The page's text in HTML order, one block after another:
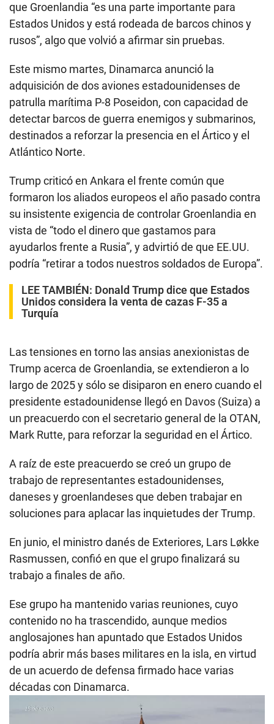
que Groenlandia “es una parte importante para
Estados Unidos y está rodeada de barcos chinos y
rusos”, algo que volvió a afirmar sin pruebas.
Este mismo martes, Dinamarca anunció la
adquisición de dos aviones estadounidenses de
patrulla marítima P-8 Poseidon, con capacidad de
detectar barcos de guerra enemigos y submarinos,
destinados a reforzar la presencia en el Ártico y el
Atlántico Norte.
Trump criticó en Ankara el frente común que
formaron los aliados europeos el año pasado contra
su insistente exigencia de controlar Groenlandia en
vista de “todo el dinero que gastamos para
ayudarlos frente a Rusia”, y advirtió de que EE.UU.
podría “retirar a todos nuestros soldados de Europa”.
LEE TAMBIÉN: Donald Trump dice que Estados
Unidos considera la venta de cazas F-35 a
Turquía
Las tensiones en torno las ansias anexionistas de
Trump acerca de Groenlandia, se extendieron a lo
largo de 2025 y sólo se disiparon en enero cuando el
presidente estadounidense llegó en Davos (Suiza) a
un preacuerdo con el secretario general de la OTAN,
Mark Rutte, para reforzar la seguridad en el Ártico.
A raíz de este preacuerdo se creó un grupo de
trabajo de representantes estadounidenses,
daneses y groenlandeses que deben trabajar en
soluciones para aplacar las inquietudes der Trump.
En junio, el ministro danés de Exteriores, Lars Løkke
Rasmussen, confió en que el grupo finalizará su
trabajo a finales de año.
Ese grupo ha mantenido varias reuniones, cuyo
contenido no ha trascendido, aunque medios
anglosajones han apuntado que Estados Unidos
podría abrir más bases militares en la isla, en virtud
de un acuerdo de defensa firmado hace varias
décadas con Dinamarca.